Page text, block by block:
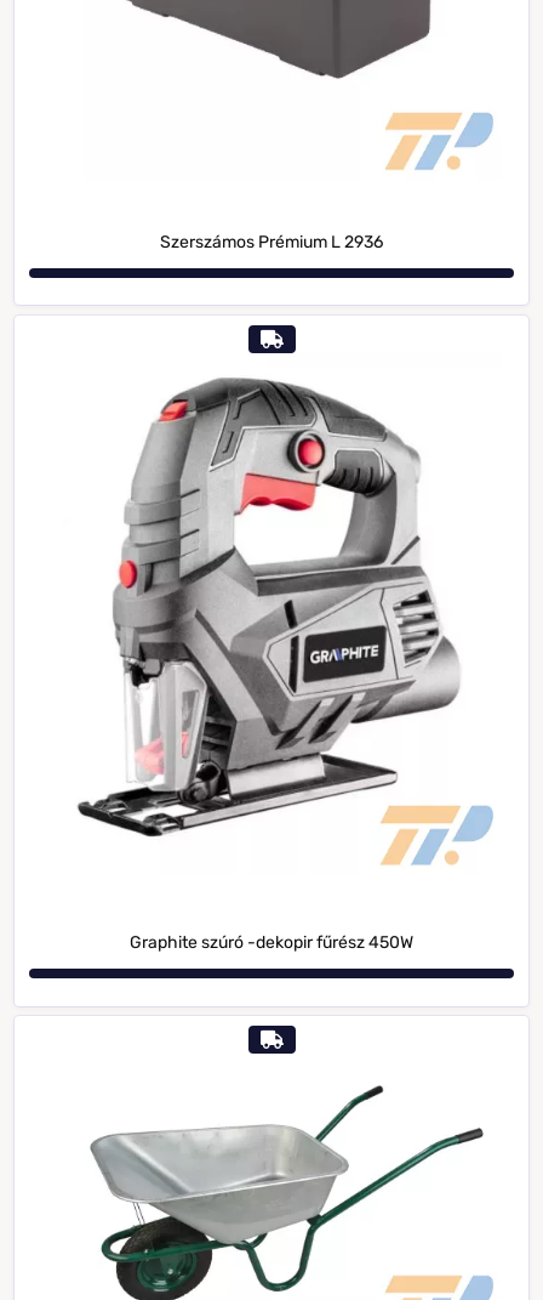
Szerszámos Prémium L 2936
Graphite szúró -dekopir fűrész 450W